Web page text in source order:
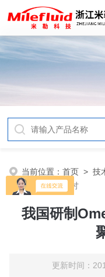
当前位置：首页 >技
家汇聚山东研讨
我国研制
更新时间：